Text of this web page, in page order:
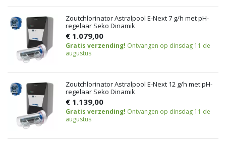
Zoutchlorinator Astralpool E-Next 7 g/h met pH-
regelaar Seko Dinamik
€ 1.079,00
Gratis verzending! Ontvangen op dinsdag 11 de
augustus
Zoutchlorinator Astralpool E-Next 12 g/h met pH-
regelaar Seko Dinamik
€ 1.139,00
Gratis verzending! Ontvangen op dinsdag 11 de
augustus